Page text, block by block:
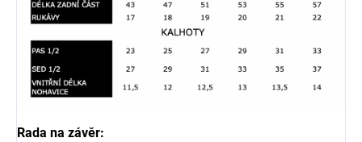
Rada na závěr: